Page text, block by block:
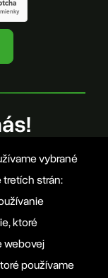
vybrané
strán:
ktoré
webovej
používame